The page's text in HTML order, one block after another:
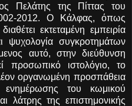
Πελάτης της Πίττας του
2012. Ο Κάλφας, όπως
εκτεταμένη εμπειρία
συγκροτημάτων
αυτό, στην διεύθυνση
προσωπικό ιστολόγιο, το
οργανωμένη προσπάθεια
του κωμικού
λάτρης της επιστημονικής